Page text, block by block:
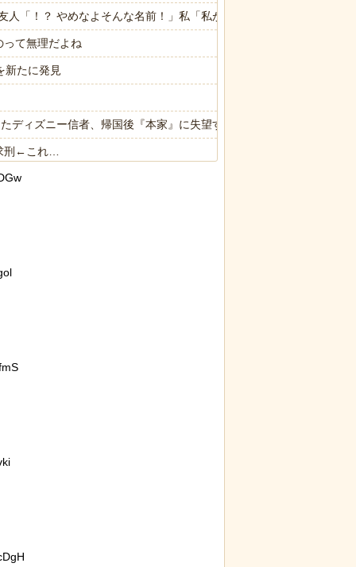
「！？ やめなよそんな名前！」私「私が産むんだから文句は言わ
て無理だよね
新たに発見
ィズニー信者、帰国後『本家』に失望する事態に
刑←これ…
クを受けていたと判明